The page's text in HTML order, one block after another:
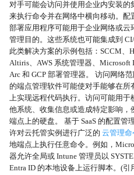
对手可能会访问并使用企业内安装的
来执行命令并在网络中横向移动。配
部署应用程序可能用于企业网络或云
管理目的。这些系统也可能集成到
此类解决方案的示例包括：SCCM、
Altiris、AWS 系统管理器、Microsoft
Arc 和 GCP 部署管理器。 访问网络
的端点管理软件可能使对手能够在所
上实现远程代码执行。访问可能用于
他系统、收集信息或造成特定影响，
端点上的硬盘。 基于 SaaS 的配置管
许对云托管实例进行广泛的 云管理命
地端点上执行任意命令。例如，
器允许全局或 Intune 管理员以
Entra ID 的本地设备上运行脚本。(引